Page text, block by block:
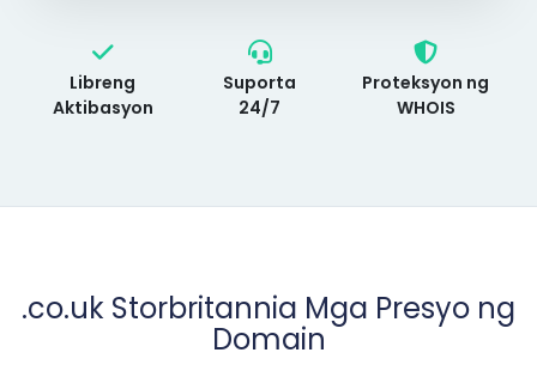
Libreng
Aktibasyon
Suporta
24/7
Proteksyon ng
WHOIS
.co.uk Storbritannia Mga Presyo ng
Domain